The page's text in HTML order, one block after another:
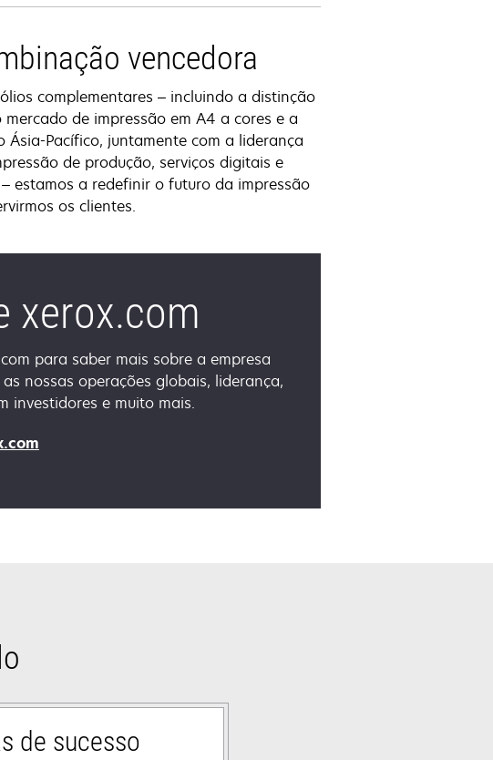
vencedora
complementares – incluindo a distinção
de impressão em A4 a cores e a
Ásia-Pacífico, juntamente com a liderança
de produção, serviços digitais e
estamos a redefinir o futuro da impressão
os clientes.
xerox.com
para saber mais sobre a empresa
nossas operações globais, liderança,
investidores e muito mais.
opens
new
de sucesso